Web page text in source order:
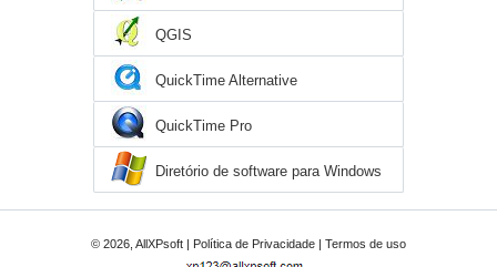
QGIS
QuickTime Alternative
QuickTime Pro
Diretório de software para Windows
XP
© 2026, AllXPsoft | Política de Privacidade | Termos de uso